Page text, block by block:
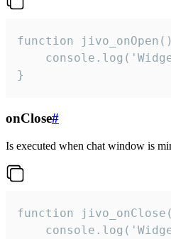
function
}
onClose#
Is executed when chat window is
function